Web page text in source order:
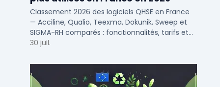
Classement 2026 des logiciels QHSE en France
— Acciline, Qualio, Teexma, Dokunik, Sweep et
SIGMA-RH comparés : fonctionnalités, tarifs et
déploiement SaaS pour PME et ETI.
30 juil.